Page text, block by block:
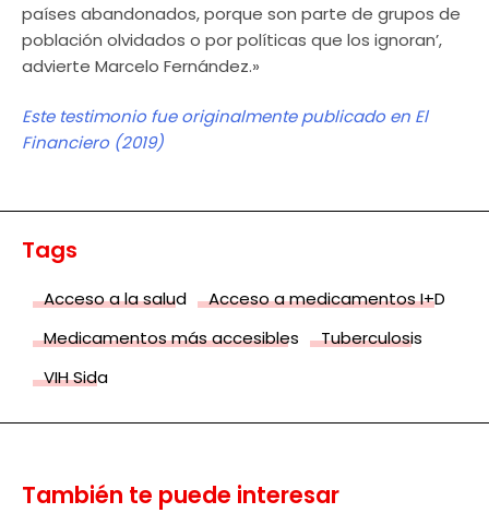
países abandonados, porque son parte de grupos de
población olvidados o por políticas que los ignoran’,
advierte Marcelo Fernández.»
Este testimonio fue originalmente publicado en El
Financiero (2019)
Tags
Acceso a la salud
Acceso a medicamentos I+D
Medicamentos más accesibles
Tuberculosis
VIH Sida
También te puede interesar